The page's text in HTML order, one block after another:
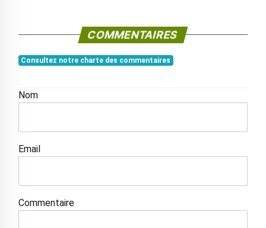
COMMENTAIRES
Consultez notre charte des commentaires
Nom
Email
Commentaire